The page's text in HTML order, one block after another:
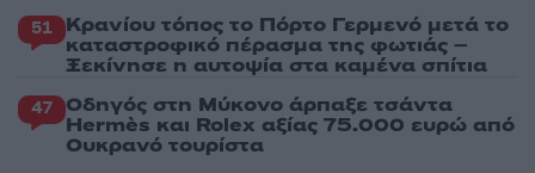
51 Κρανίου τόπος το Πόρτο Γερμενό μετά το
καταστροφικό πέρασμα της φωτιάς –
Ξεκίνησε η αυτοψία στα καμένα σπίτια
47 Οδηγός στη Μύκονο άρπαξε τσάντα
Hermès και Rolex αξίας 75.000 ευρώ από
Ουκρανό τουρίστα